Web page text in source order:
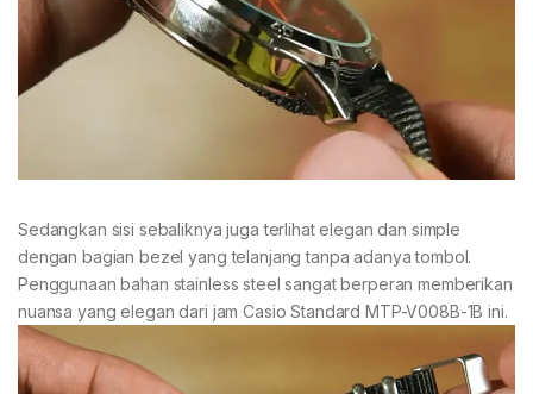
Sedangkan sisi sebaliknya juga terlihat elegan dan simple
dengan bagian bezel yang telanjang tanpa adanya tombol.
Penggunaan bahan stainless steel sangat berperan memberikan
nuansa yang elegan dari jam Casio Standard MTP-V008B-1B ini.